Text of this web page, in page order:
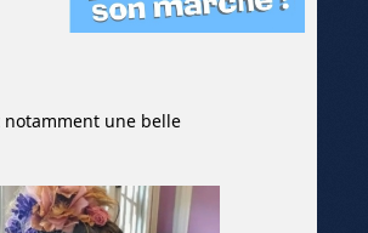
notamment une belle